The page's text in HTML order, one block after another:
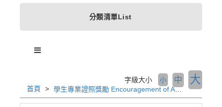
分類清單List
首頁 學生專業證照獎勵 Encouragement of Acquiring Certificates
字級大小 小 中 大